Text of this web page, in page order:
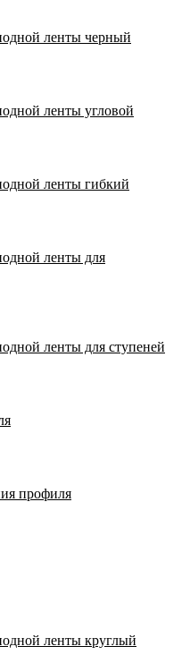
ленты черный
ленты угловой
ленты гибкий
ленты для
ленты для ступеней
профиля
ленты круглый